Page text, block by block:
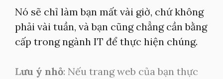
Nó sẽ chỉ làm bạn mất vài giờ, chứ không
phải vài tuần, và bạn cũng chẳng cần bằng
cấp trong ngành IT để thực hiện chúng.
Lưu ý nhỏ: Nếu trang web của bạn thực